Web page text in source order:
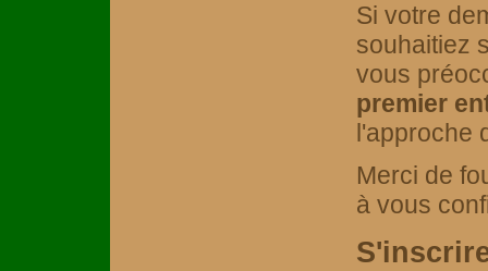
Si votre
souhaitiez
vous
premier
l'approche
Merci de
à vous